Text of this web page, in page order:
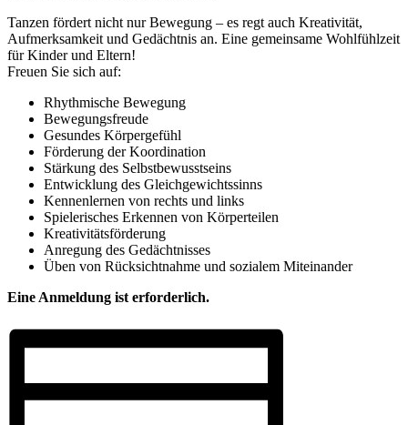
Tanzen fördert nicht nur Bewegung – es regt auch Kreativität,
Aufmerksamkeit und Gedächtnis an. Eine gemeinsame Wohlfühlzeit
für Kinder und Eltern!
Freuen Sie sich auf:
Rhythmische Bewegung
Bewegungsfreude
Gesundes Körpergefühl
Förderung der Koordination
Stärkung des Selbstbewusstseins
Entwicklung des Gleichgewichtssinns
Kennenlernen von rechts und links
Spielerisches Erkennen von Körperteilen
Kreativitätsförderung
Anregung des Gedächtnisses
Üben von Rücksichtnahme und sozialem Miteinander
Eine Anmeldung ist erforderlich.